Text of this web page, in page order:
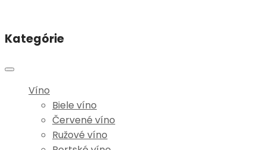
Kategórie
Víno
Biele víno
Červené víno
Ružové víno